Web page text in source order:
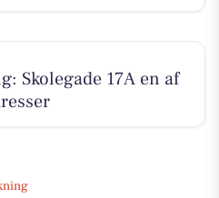
Skolegade 17A en af